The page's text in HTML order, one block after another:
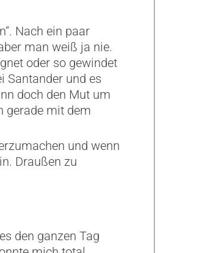
Nach ein paar
man weiß ja nie.
oder so gewindet
Santander und es
doch den Mut um
gerade mit dem
und wenn
Draußen zu
den ganzen Tag